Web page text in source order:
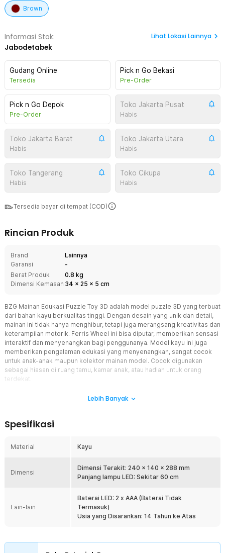
Brown
Informasi Stok:
Jabodetabek
Lihat Lokasi Lainnya
Gudang Online
Tersedia
Pick n Go Bekasi
Pre-Order
Pick n Go Depok
Pre-Order
Toko Jakarta Pusat
Habis
Toko Jakarta Barat
Habis
Toko Jakarta Utara
Habis
Toko Tangerang
Habis
Toko Cikupa
Habis
Tersedia bayar di tempat (COD)
Rincian Produk
Brand
Lainnya
Garansi
-
Berat Produk
0.8 kg
Dimensi Kemasan 34 x 25 x 5 cm
BZG Mainan Edukasi Puzzle Toy 3D adalah model puzzle 3D yang terbuat
dari bahan kayu berkualitas tinggi. Dengan desain yang unik dan detail,
mainan ini tidak hanya menghibur, tetapi juga merangsang kreativitas dan
keterampilan motorik. Ferris Wheel ini bisa diputar, memberikan sensasi
interaktif dan menyenangkan bagi penggunanya. Model kayu ini juga
memberikan pengalaman edukasi yang menyenangkan, sangat cocok
untuk anak-anak maupun kolektor mainan model. Cocok digunakan
sebagai hiasan di ruang tamu, kamar anak, atau hadiah untuk orang
terdekat.
Model Ferris Wheel ini dirancang dengan detil yang menarik,
pengalaman yang lebih hidup dan menyenangkan, memungkinkan
penggunanya untuk merakit dan memainkan model ini dengan cara
Meningkatkan Keterampilan Motorik
meningkatkan keterampilan motorik halus anak-anak. Proses
merakit puzzle ini melibatkan koordinasi tangan dan mata yang
Lebih Banyak
Spesifikasi
Material Kayu
Dimensi
Dimensi Terakit: 240 x 140 x 288 mm
Panjang lampu LED: Sekitar 60 cm
Lain-lain
Baterai LED: 2 x AAA (Baterai Tidak
Termasuk)
Usia yang Disarankan: 14 Tahun ke Atas